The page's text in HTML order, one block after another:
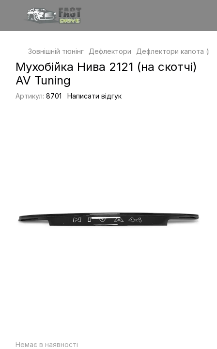
Зовнішній тюнінг Дефлектори Дефлектори капота
Мухобійка Нива 2121 (на скотчі)
AV Tuning
Артикул: 8701 Написати відгук
Немає в наявності